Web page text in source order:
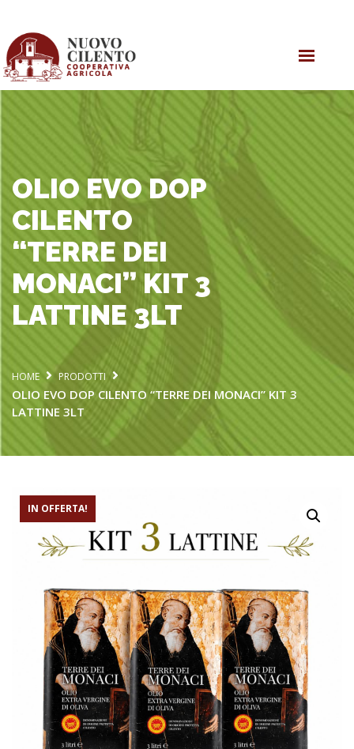
OLIO EVO
PRODOTTI
COOPERATIVA
OLIO EVO DOP
CILENTO
“TERRE DEI
MONACI” KIT 3
LATTINE 3LT
HOME PRODOTTI
OLIO EVO DOP CILENTO “TERRE DEI MONACI” KIT 3
LATTINE 3LT
IN OFFERTA!